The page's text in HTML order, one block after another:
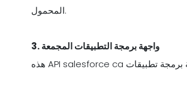
المحمول.
3.واجهة برمجة التطبيقات المجمعة